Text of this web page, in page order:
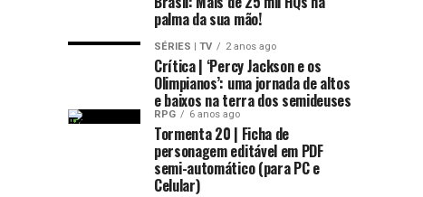
palma da sua mão!
SÉRIES | TV 2 anos ago
Crítica | ‘Percy Jackson e os
Olimpianos’: uma jornada de altos
e baixos na terra dos semideuses
RPG 6 anos ago
Tormenta 20 | Ficha de
personagem editável em PDF
semi-automático (para PC e
Celular)